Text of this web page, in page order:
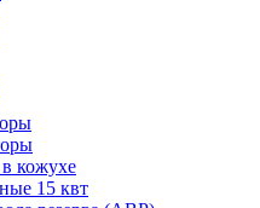
кожухе
15 квт